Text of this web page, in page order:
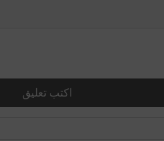
اكتب تعليق